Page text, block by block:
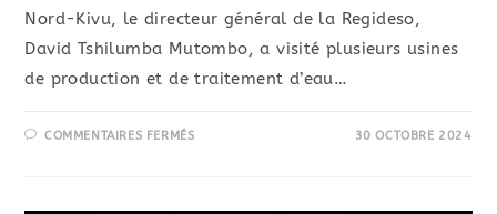
Nord-Kivu, le directeur général de la Regideso,
David Tshilumba Mutombo, a visité plusieurs usines
de production et de traitement d’eau…
COMMENTAIRES FERMÉS 30 OCTOBRE 2024